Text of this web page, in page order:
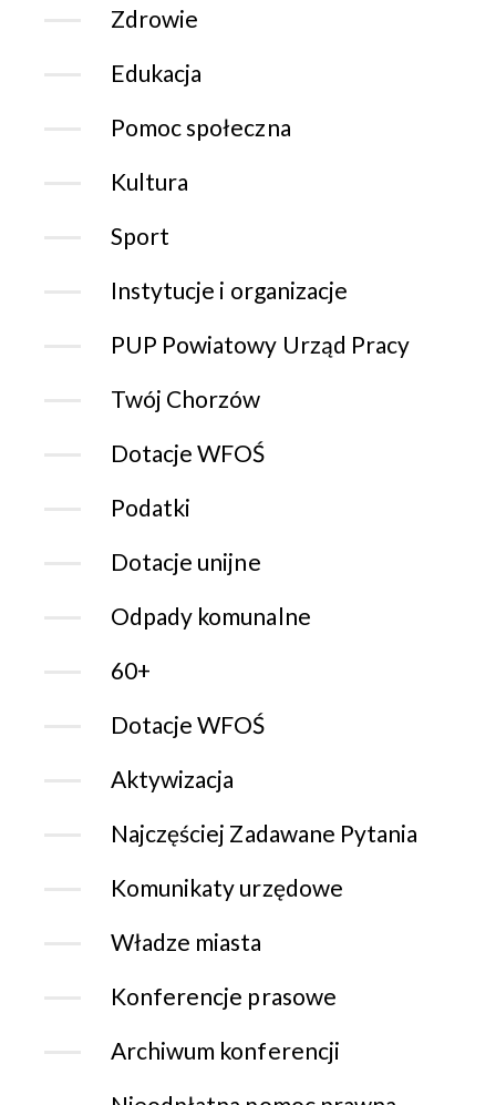
Zdrowie
Edukacja
Pomoc społeczna
Kultura
Sport
Instytucje i organizacje
PUP Powiatowy Urząd Pracy
Twój Chorzów
Dotacje WFOŚ
Podatki
Dotacje unijne
Odpady komunalne
60+
Dotacje WFOŚ
Aktywizacja
Najczęściej Zadawane Pytania
Komunikaty urzędowe
Władze miasta
Konferencje prasowe
Archiwum konferencji